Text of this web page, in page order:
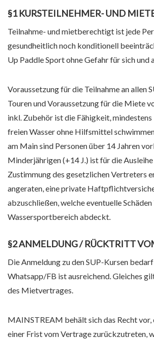
§1 KURSTEILNEHMER- UND
Teilnahme- und mietberechtigt ist jede
gesundheitlich noch konditionell
Up Paddle Sport ohne Gefahr für sich und
Voraussetzung für die Teilnahme an allen
Touren und Voraussetzung für die Miete
inkl. Zubehör ist die Fähigkeit,
freien Wasser ohne Hilfsmittel
am Main sind Personen über 14 Jahren
Minderjährigen (+14 J.) ist für die Ausleihe
Zustimmung des gesetzlichen Vertreters
angeraten, eine private
abzuschließen, welche eventuelle Schäden
Wassersportbereich abdeckt.
§2 ANMELDUNG / RÜCKTRITT
Die Anmeldung zu den SUP-Kursen
Whatsapp/FB ist ausreichend. Gleiches
des Mietvertrages.
MAINSTREAM behält sich das Recht vor,
einer Frist vom Vertrage zurückzutreten,